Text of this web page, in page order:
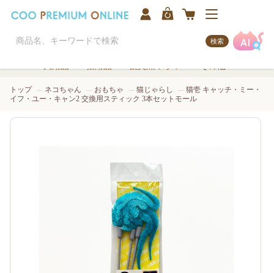
検索
トップ ネコちゃん おもちゃ 猫じゃらし
猫壱 キャッチ・ミー・
イフ・ユー・キャン2 交換用スティック 3本セットモール